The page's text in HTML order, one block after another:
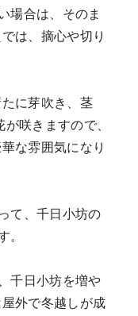
場合は、そのま
は、摘心や切り
に芽吹き、茎
咲きますので、
な雰囲気になり
て、千日小坊の
。
千日小坊を増や
外で冬越しが成